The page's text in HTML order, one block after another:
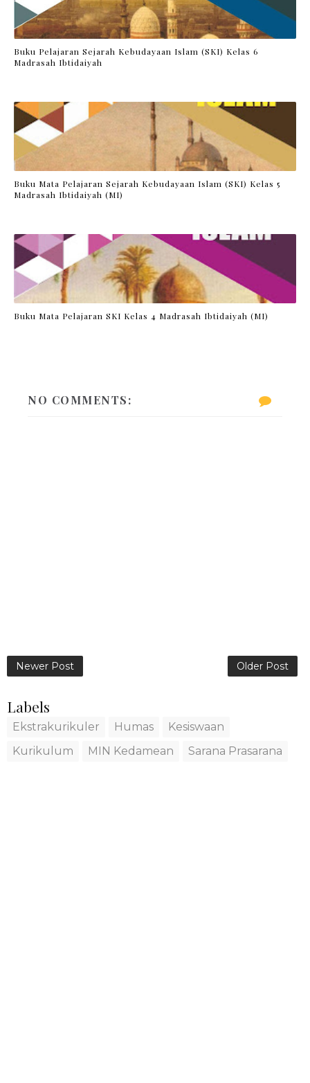
Buku Pelajaran Sejarah Kebudayaan Islam (SKI) Kelas 6
Madrasah Ibtidaiyah
Buku Mata Pelajaran Sejarah Kebudayaan Islam (SKI) Kelas 5
Madrasah Ibtidaiyah (MI)
Buku Mata Pelajaran SKI Kelas 4 Madrasah Ibtidaiyah (MI)
NO COMMENTS:
Newer Post Older Post
Labels
Ekstrakurikuler Humas
Kesiswaan
Kurikulum
MIN Kedamean Sarana Prasarana